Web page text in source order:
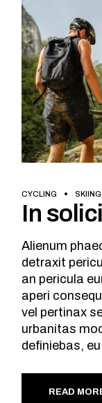
CYCLING SKIING
In
Alienum
detraxit
an pericula
aperi
vel pertinax
urbanitas
definiebas,
READ